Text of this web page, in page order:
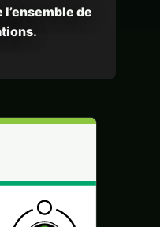
de